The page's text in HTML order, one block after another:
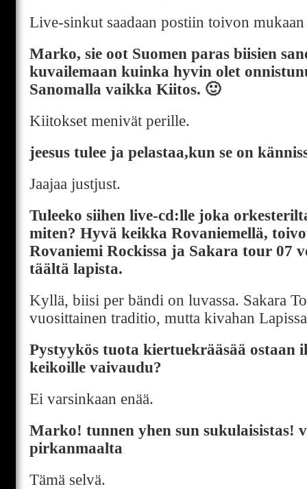
Live-sinkut saadaan postiin toivon
Marko, sie oot Suomen paras biisien
kuvailemaan kuinka hyvin olet
Sanomalla vaikka Kiitos. 🙂
Kiitokset menivät perille.
jeesus tulee ja pelastaa,kun se on
Jaajaa justjust.
Tuleeko siihen live-cd:lle joka
miten? Hyvä keikka Rovaniemellä,
Rovaniemi Rockissa ja Sakara tour 07
täältä lapista.
Kyllä, biisi per bändi on luvassa. Sakara
vuosittainen traditio, mutta kivahan
Pystyykös tuota kiertuekrääsää ostaan
keikoille vaivaudu?
Ei varsinkaan enää.
Marko! tunnen yhen sun sukulaisistas!
pirkanmaalta
Tämä selvä.